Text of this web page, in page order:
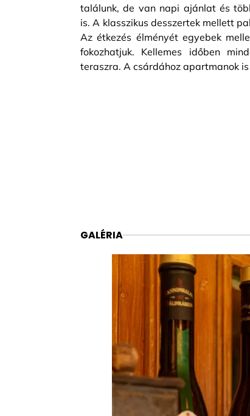
találunk, de van napi ajánlat és
is. A klasszikus desszertek mellett
Az étkezés élményét egyebek
fokozhatjuk. Kellemes időben
teraszra. A csárdához apartmanok
GALÉRIA